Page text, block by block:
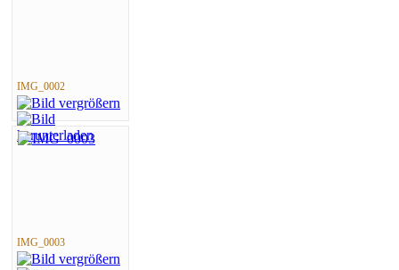
IMG_0002
IMG_0003